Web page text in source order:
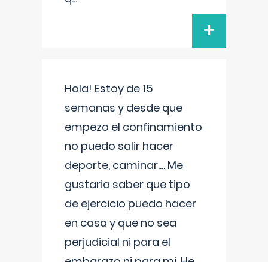
+
Hola! Estoy de 15
semanas y desde que
empezo el confinamiento
no puedo salir hacer
deporte, caminar.... Me
gustaria saber que tipo
de ejercicio puedo hacer
en casa y que no sea
perjudicial ni para el